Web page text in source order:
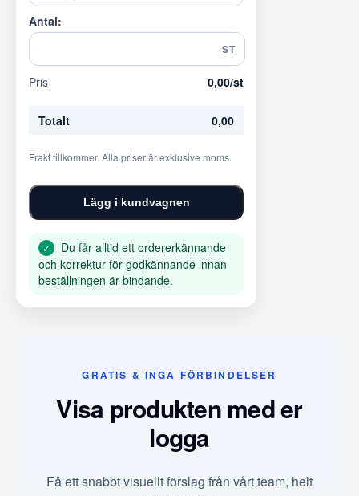
Antal:
ST
Pris 0,00/st
Totalt 0,00
Frakt tillkommer. Alla priser är exklusive moms
Lägg i kundvagnen
✓
Du får alltid ett ordererkännande
och korrektur för godkännande innan
beställningen är bindande.
GRATIS & INGA FÖRBINDELSER
Visa produkten med er
logga
Få ett snabbt visuellt förslag från vårt team, helt